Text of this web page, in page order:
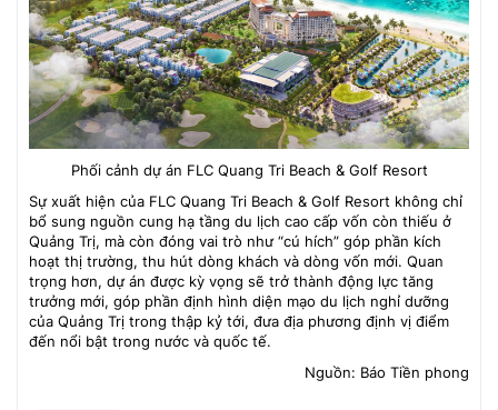
Phối cảnh dự án FLC Quang Tri Beach & Golf Resort
Sự xuất hiện của FLC Quang Tri Beach & Golf Resort không chỉ
bổ sung nguồn cung hạ tầng du lịch cao cấp vốn còn thiếu ở
Quảng Trị, mà còn đóng vai trò như “cú hích” góp phần kích
hoạt thị trường, thu hút dòng khách và dòng vốn mới. Quan
trọng hơn, dự án được kỳ vọng sẽ trở thành động lực tăng
trưởng mới, góp phần định hình diện mạo du lịch nghỉ dưỡng
của Quảng Trị trong thập kỷ tới, đưa địa phương định vị điểm
đến nổi bật trong nước và quốc tế.
Nguồn: Báo Tiền phong